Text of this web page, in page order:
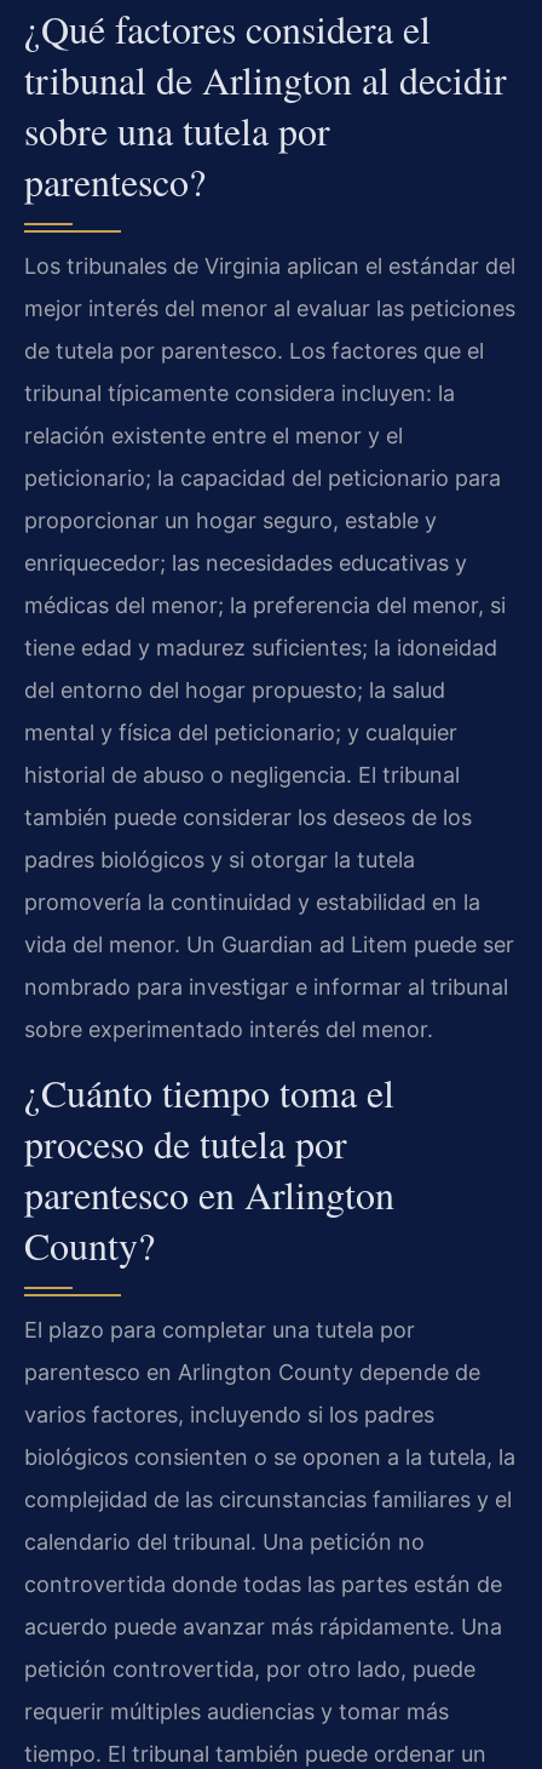
¿Qué factores considera el
tribunal de Arlington al decidir
sobre una tutela por
parentesco?
Los tribunales de Virginia aplican el estándar del
mejor interés del menor al evaluar las peticiones
de tutela por parentesco. Los factores que el
tribunal típicamente considera incluyen: la
relación existente entre el menor y el
peticionario; la capacidad del peticionario para
proporcionar un hogar seguro, estable y
enriquecedor; las necesidades educativas y
médicas del menor; la preferencia del menor, si
tiene edad y madurez suficientes; la idoneidad
del entorno del hogar propuesto; la salud
mental y física del peticionario; y cualquier
historial de abuso o negligencia. El tribunal
también puede considerar los deseos de los
padres biológicos y si otorgar la tutela
promovería la continuidad y estabilidad en la
vida del menor. Un Guardian ad Litem puede ser
nombrado para investigar e informar al tribunal
sobre experimentado interés del menor.
¿Cuánto tiempo toma el
proceso de tutela por
parentesco en Arlington
County?
El plazo para completar una tutela por
parentesco en Arlington County depende de
varios factores, incluyendo si los padres
biológicos consienten o se oponen a la tutela, la
complejidad de las circunstancias familiares y el
calendario del tribunal. Una petición no
controvertida donde todas las partes están de
acuerdo puede avanzar más rápidamente. Una
petición controvertida, por otro lado, puede
requerir múltiples audiencias y tomar más
tiempo. El tribunal también puede ordenar un